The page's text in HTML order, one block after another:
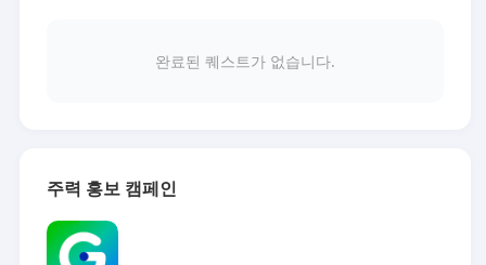
완료된 퀘스트가 없습니다.
주력 홍보 캠페인